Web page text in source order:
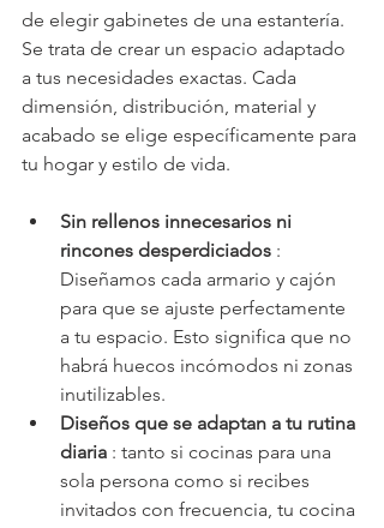
de elegir gabinetes de una estantería.
Se trata de crear un espacio adaptado
a tus necesidades exactas. Cada
dimensión, distribución, material y
acabado se elige específicamente para
tu hogar y estilo de vida.
Sin rellenos innecesarios ni
rincones desperdiciados :
Diseñamos cada armario y cajón
para que se ajuste perfectamente
a tu espacio. Esto significa que no
habrá huecos incómodos ni zonas
inutilizables.
Diseños que se adaptan a tu rutina
diaria : tanto si cocinas para una
sola persona como si recibes
invitados con frecuencia, tu cocina